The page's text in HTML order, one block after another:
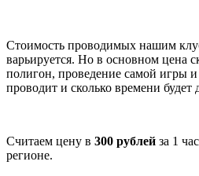
Стоимость проводимых нашим
варьируется. Но в основном цена
полигон, проведение самой игры и
проводит и сколько времени будет
Считаем цену в 300 рублей за 1
регионе.